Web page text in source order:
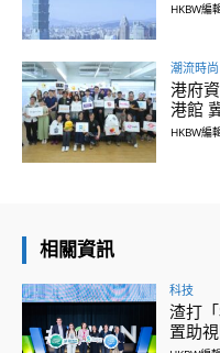
HKBW編
潮流時尚
港府
港館
HKBW編
相關資訊
科技
渣打
置助